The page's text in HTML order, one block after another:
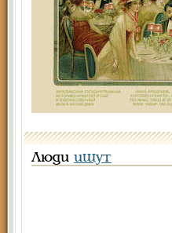
Люди ищут